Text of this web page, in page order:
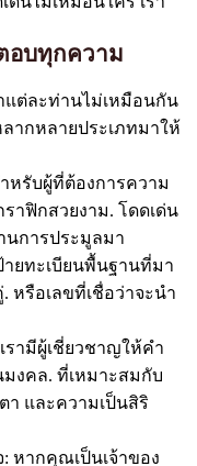
อบทุกความ
แต่ละท่านไม่เหมือนกัน
ลากหลายประเภทมาให้
หรับผู้ที่ต้องการความ
าฟิกสวยงาม. โดดเด่น
นการประมูลมา
ายทะเบียนพื้นฐานที่มา
หรือเลขที่เชื่อว่าจะนำ
รามีผู้เชี่ยวชาญให้คำ
มงคล. ที่เหมาะสมกับ
า และความเป็นสิริ
หากคุณเป็นเจ้าของ